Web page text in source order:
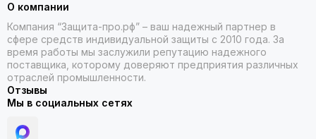
О компании
Компания “Защита-про.рф” – ваш надежный партнер в
сфере средств индивидуальной защиты с 2010 года. За
время работы мы заслужили репутацию надежного
поставщика, которому доверяют предприятия различных
отраслей промышленности.
Отзывы
Мы в социальных сетях